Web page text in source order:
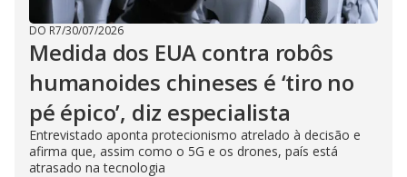
DO R7/30/07/2026
Medida dos EUA contra robôs
humanoides chineses é ‘tiro no
pé épico’, diz especialista
Entrevistado aponta protecionismo atrelado à decisão e
afirma que, assim como o 5G e os drones, país está
atrasado na tecnologia